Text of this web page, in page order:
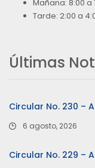
Mañana: 8:00 a
Tarde: 2:00 a
Últimas
Circular No. 230 –
6 agosto, 2026
Circular No. 229 –